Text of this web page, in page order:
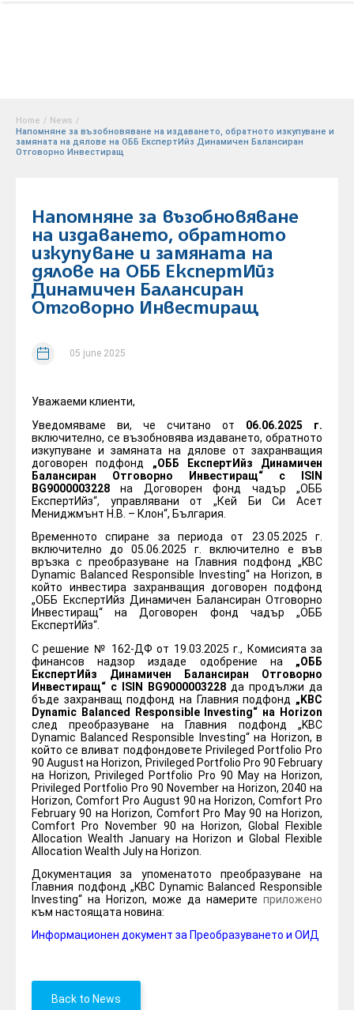
Home / News /
Напомняне за възобновяване на издаването, обратното изкупуване и
замяната на дялове на ОББ ЕкспертИйз Динамичен Балансиран
Отговорно Инвестиращ
Напомняне за възобновяване
на издаването, обратното
изкупуване и замяната на
дялове на ОББ ЕкспертИйз
Динамичен Балансиран
Отговорно Инвестиращ
05 june 2025
Уважаеми клиенти,
Уведомяваме ви, че считано от 06.06.2025 г.
включително, се възобновява издаването, обратното
изкупуване и замяната на дялове от захранващия
договорен подфонд „ОББ ЕкспертИйз Динамичен
Балансиран Отговорно Инвестиращ“
с ISIN
BG9000003228на Договорен фонд чадър „ОББ
ЕкспертИйз“, управлявани от „Кей Би Си Асет
Мениджмънт Н.В. – Клон“, България.
Временното спиране за периода от 23.05.2025 г.
включително до 05.06.2025 г. включително е във
връзка с преобразуване на Главния подфонд „KBC
Dynamic Balanced Responsible Investing“ на Horizon, в
който инвестира захранващия договорен подфонд
„ОББ ЕкспертИйз Динамичен Балансиран Отговорно
Инвестиращ“ на Договорен фонд чадър „ОББ
ЕкспертИйз“.
С решение № 162-ДФ от 19.03.2025 г., Комисията за
финансов надзор издаде одобрение на „ОББ
ЕкспертИйз Динамичен Балансиран Отговорно
Инвестиращ“ с ISIN BG9000003228 да продължи да
бъде захранващ подфонд на Главния подфонд „KBC
Dynamic Balanced Responsible Investing“ на Horizon
след преобразуване на Главния подфонд „KBC
Dynamic Balanced Responsible Investing“ на Horizon, в
който севливат подфондовете Privileged Portfolio Pro
90 August на Horizon, Privileged Portfolio Pro 90 February
на Horizon, Privileged Portfolio Pro 90 May на Horizon,
Privileged Portfolio Pro 90 November на Horizon, 2040 на
Horizon, Comfort Pro August 90 на Horizon, Comfort Pro
February 90 на Horizon, Comfort Pro May 90 на Horizon,
Comfort Pro November 90 на Horizon, Global Flexible
Allocation Wealth January на Horizon и Global Flexible
Allocation Wealth July на Horizon.
Документация за упоменатото преобразуване на
Главния подфонд „KBC Dynamic Balanced Responsible
Investing“ на Horizon, може да намерите приложено
към настоящата новина:
Информационен документ за Преобразуването и ОИД
Back to News